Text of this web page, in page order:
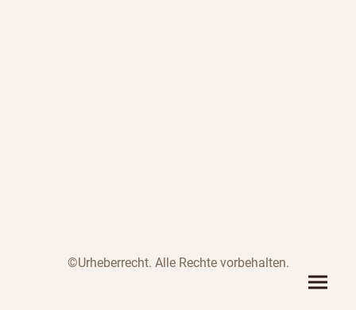
©Urheberrecht. Alle Rechte vorbehalten.